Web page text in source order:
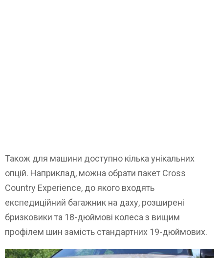
Також для машини доступно кілька унікальних
опцій. Наприклад, можна обрати пакет Cross
Country Experience, до якого входять
експедиційний багажник на даху, розширені
бризковики та 18-дюймові колеса з вищим
профілем шин замість стандартних 19-дюймових.